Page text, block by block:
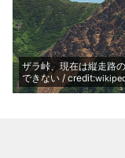
ザラ峠、現在は縦走路
できない / credit: